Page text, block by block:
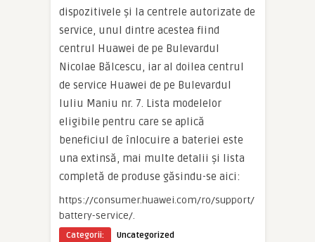
dispozitivele și la centrele autorizate de
service, unul dintre acestea fiind
centrul Huawei de pe Bulevardul
Nicolae Bălcescu, iar al doilea centrul
de service Huawei de pe Bulevardul
Iuliu Maniu nr. 7. Lista modelelor
eligibile pentru care se aplică
beneficiul de înlocuire a bateriei este
una extinsă, mai multe detalii și lista
completă de produse găsindu-se aici:
https://consumer.huawei.com/ro/support/
battery-service/.
Categorii: Uncategorized